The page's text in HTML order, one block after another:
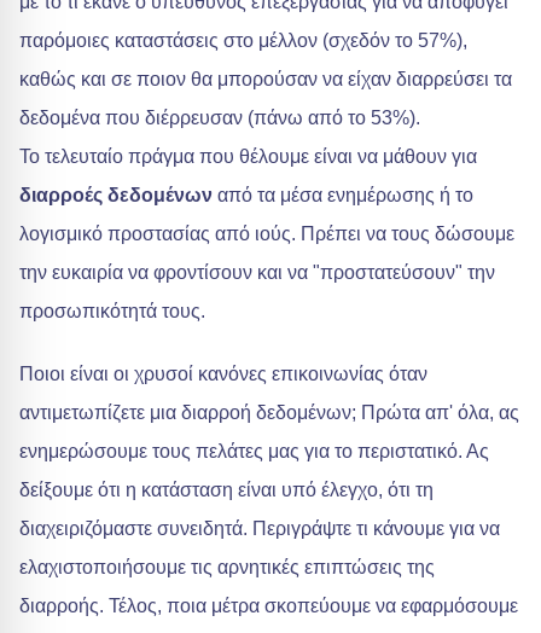
παρόμοιες καταστάσεις στο μέλλον (σχεδόν το 57%),
καθώς και σε ποιον θα μπορούσαν να είχαν διαρρεύσει τα
δεδομένα που διέρρευσαν (πάνω από το 53%).
Το τελευταίο πράγμα που θέλουμε είναι να μάθουν για
διαρροές δεδομένων από τα μέσα ενημέρωσης ή το
λογισμικό προστασίας από ιούς. Πρέπει να τους δώσουμε
την ευκαιρία να φροντίσουν και να "προστατεύσουν" την
προσωπικότητά τους.
Ποιοι είναι οι χρυσοί κανόνες επικοινωνίας όταν
αντιμετωπίζετε μια διαρροή δεδομένων; Πρώτα απ' όλα, ας
ενημερώσουμε τους πελάτες μας για το περιστατικό. Ας
δείξουμε ότι η κατάσταση είναι υπό έλεγχο, ότι τη
διαχειριζόμαστε συνειδητά. Περιγράψτε τι κάνουμε για να
ελαχιστοποιήσουμε τις αρνητικές επιπτώσεις της
διαρροής. Τέλος, ποια μέτρα σκοπεύουμε να εφαρμόσουμε